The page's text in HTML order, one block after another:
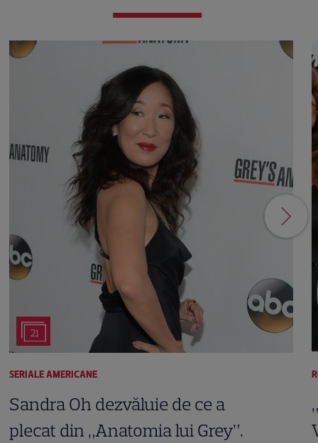
21
SERIALE AMERICANE
Sandra Oh dezvăluie de ce a
plecat din „Anatomia lui Grey”.